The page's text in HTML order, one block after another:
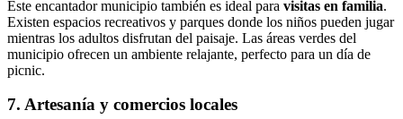
Este encantador municipio también es ideal para visitas en familia.
Existen espacios recreativos y parques donde los niños pueden jugar
mientras los adultos disfrutan del paisaje. Las áreas verdes del
municipio ofrecen un ambiente relajante, perfecto para un día de
picnic.
7. Artesanía y comercios locales